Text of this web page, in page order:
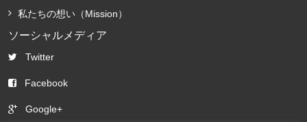
私たちの想い（Mission）
ソーシャルメディア
Twitter
Facebook
Google+